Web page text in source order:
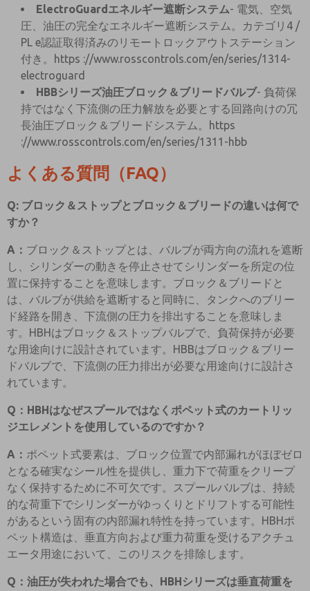
ElectroGuardエネルギー遮断システム- 電気、空気
圧、油圧の完全なエネルギー遮断システム。カテゴリ4 /
PL e認証取得済みのリモートロックアウトステーション
付き。https ://www.rosscontrols.com/en/series/1314-
electroguard
HBBシリーズ油圧ブロック＆ブリードバルブ- 負荷保
持ではなく下流側の圧力解放を必要とする回路向けの冗
長油圧ブロック＆ブリードシステム。https
://www.rosscontrols.com/en/series/1311-hbb
よくある質問（FAQ）
Q: ブロック＆ストップとブロック＆ブリードの違いは何で
すか？
A： ブロック＆ストップとは、バルブが両方向の流れを遮断
し、シリンダーの動きを停止させてシリンダーを所定の位
置に保持することを意味します。ブロック＆ブリードと
は、バルブが供給を遮断すると同時に、タンクへのブリー
ド経路を開き、下流側の圧力を排出することを意味しま
す。HBHはブロック＆ストップバルブで、負荷保持が必要
な用途向けに設計されています。HBBはブロック＆ブリー
ドバルブで、下流側の圧力排出が必要な用途向けに設計さ
れています。
Q：HBHはなぜスプールではなくポペット式のカートリッ
ジエレメントを使用しているのですか？
A： ポペット式要素は、ブロック位置で内部漏れがほぼゼロ
となる確実なシール性を提供し、重力下で荷重をクリープ
なく保持するために不可欠です。スプールバルブは、持続
的な荷重下でシリンダーがゆっくりとドリフトする可能性
があるという固有の内部漏れ特性を持っています。HBHポ
ペット構造は、垂直方向および重力荷重を受けるアクチュ
エータ用途において、このリスクを排除します。
Q：油圧が失われた場合でも、HBHシリーズは垂直荷重を